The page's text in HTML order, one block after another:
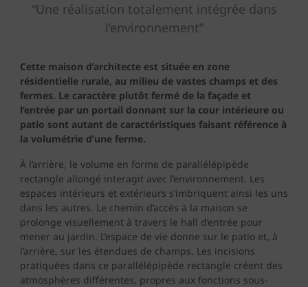
“Une réalisation totalement intégrée dans
l’environnement”
Cette maison d’architecte est située en zone
résidentielle rurale, au milieu de vastes champs et des
fermes. Le caractère plutôt fermé de la façade et
l’entrée par un portail donnant sur la cour intérieure ou
patio sont autant de caractéristiques faisant référence à
la volumétrie d’une ferme.
À l’arrière, le volume en forme de parallélépipède
rectangle allongé interagit avec l’environnement. Les
espaces intérieurs et extérieurs s’imbriquent ainsi les uns
dans les autres. Le chemin d’accès à la maison se
prolonge visuellement à travers le hall d’entrée pour
mener au jardin. L’espace de vie donne sur le patio et, à
l’arrière, sur les étendues de champs. Les incisions
pratiquées dans ce parallélépipède rectangle créent des
atmosphères différentes, propres aux fonctions sous-